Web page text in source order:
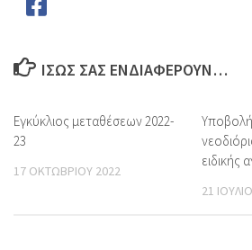
ΊΣΩΣ ΣΑΣ ΕΝΔΙΑΦΈΡΟΥΝ…
Εγκύκλιος μεταθέσεων 2022-
23
17 ΟΚΤΩΒΡΊΟΥ 2022
ειδικής
21